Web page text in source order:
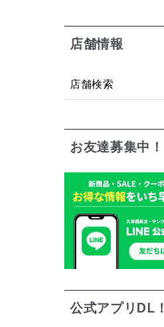
店舗情報
店舗検索
お友達募集中！
公式アプリDL！